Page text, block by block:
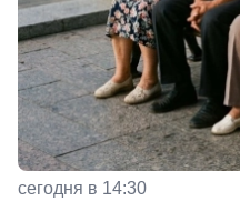
сегодня в 14:30